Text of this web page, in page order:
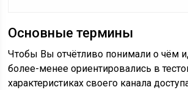
Основные термины
Чтобы Вы отчётливо понимали о чём
более-менее ориентировались в
характеристиках своего канала